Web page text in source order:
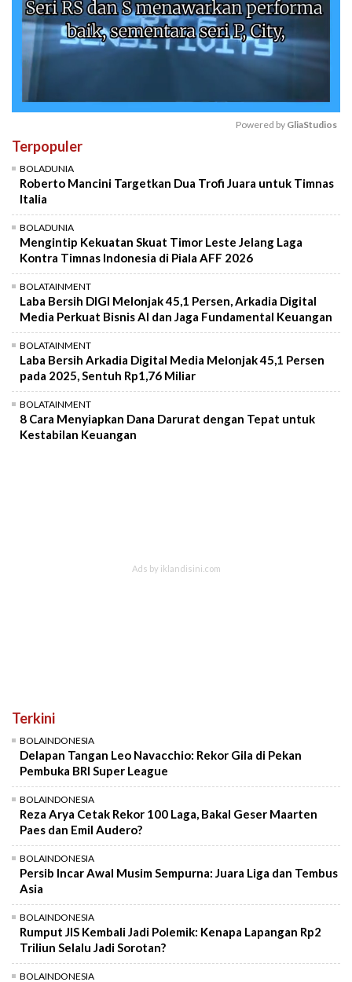
Powered by GliaStudios
Terpopuler
BOLADUNIA
Roberto Mancini Targetkan Dua Trofi Juara untuk Timnas
Italia
BOLADUNIA
Mengintip Kekuatan Skuat Timor Leste Jelang Laga
Kontra Timnas Indonesia di Piala AFF 2026
BOLATAINMENT
Laba Bersih DIGI Melonjak 45,1 Persen, Arkadia Digital
Media Perkuat Bisnis AI dan Jaga Fundamental Keuangan
BOLATAINMENT
Laba Bersih Arkadia Digital Media Melonjak 45,1 Persen
pada 2025, Sentuh Rp1,76 Miliar
BOLATAINMENT
8 Cara Menyiapkan Dana Darurat dengan Tepat untuk
Kestabilan Keuangan
Terkini
BOLAINDONESIA
Delapan Tangan Leo Navacchio: Rekor Gila di Pekan
Pembuka BRI Super League
BOLAINDONESIA
Reza Arya Cetak Rekor 100 Laga, Bakal Geser Maarten
Paes dan Emil Audero?
BOLAINDONESIA
Persib Incar Awal Musim Sempurna: Juara Liga dan Tembus
Asia
BOLAINDONESIA
Rumput JIS Kembali Jadi Polemik: Kenapa Lapangan Rp2
Triliun Selalu Jadi Sorotan?
BOLAINDONESIA